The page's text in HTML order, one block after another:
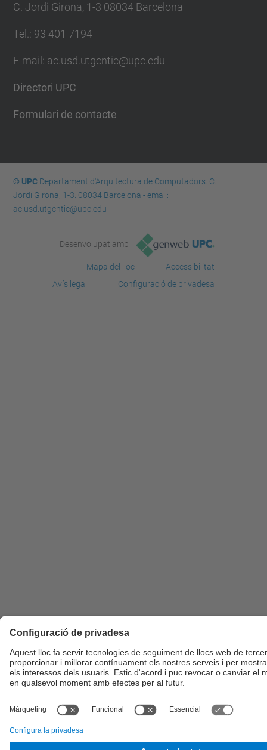
C. Jordi Girona, 1-3 08034 Barcelona
Tel.: 93 401 7194
E-mail: ac.usd.utgcntic@upc.edu
Directori UPC
Formulari de contacte
© UPCDepartament d'Arquitectura de Computadors. C.
Jordi Girona, 1-3. 08034 Barcelona - email:
ac.usd.utgcntic@upc.edu
Desenvolupat amb
Mapa del lloc
Accessibilitat
Avís legal
Configuració de privadesa